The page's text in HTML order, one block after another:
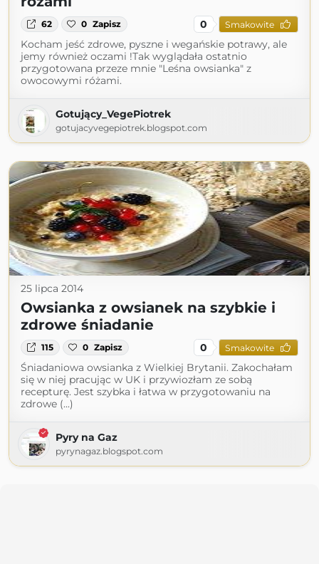
62 0 Zapisz 0 Smakowite
Kocham jeść zdrowe, pyszne i wegańskie potrawy, ale
jemy również oczami !Tak wyglądała ostatnio
przygotowana przeze mnie "Leśna owsianka" z
owocowymi różami.
Gotujący_VegePiotrek
gotujacyvegepiotrek.blogspot.com
25 lipca 2014
Owsianka z owsianek na szybkie i
zdrowe śniadanie
115 0 Zapisz 0 Smakowite
Śniadaniowa owsianka z Wielkiej Brytanii. Zakochałam
się w niej pracując w UK i przywiozłam ze sobą
recepturę. Jest szybka i łatwa w przygotowaniu na
zdrowe (...)
Pyry na Gaz
pyrynagaz.blogspot.com